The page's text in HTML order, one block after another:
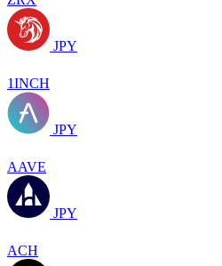
JPY
1INCH
JPY
AAVE
JPY
ACH